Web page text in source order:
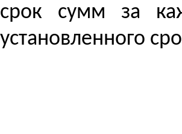
срок сумм за
установленного